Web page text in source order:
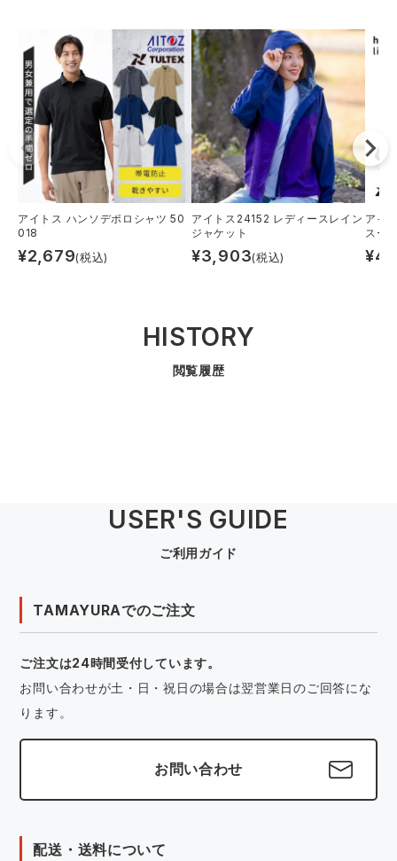
アイトス ハンソデポロシャツ 50
018
¥2,679(税込)
アイトス24152 レディースレイン
ジャケット
¥3,903(税込)
アイ
スー
¥
HISTORY
閲覧履歴
USER'S GUIDE
ご利用ガイド
TAMAYURAでのご注文
ご注文は24時間受付しています。
お問い合わせが土・日・祝日の場合は翌営業日のご回答にな
ります。
お問い合わせ
配送・送料について